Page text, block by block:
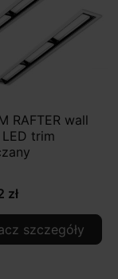
RAFTER wall
trim
zł
szczegóły